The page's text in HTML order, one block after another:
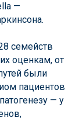
—
семейств
оценкам, от
были
пациентов
— у